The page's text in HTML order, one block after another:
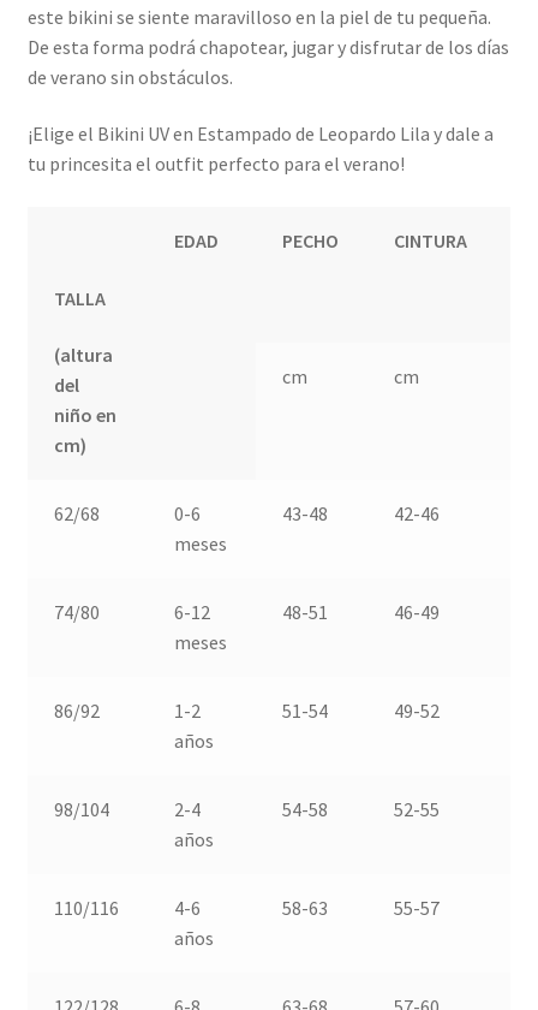
este bikini se siente maravilloso en la piel de tu pequeña.
De esta forma podrá chapotear, jugar y disfrutar de los días
de verano sin obstáculos.
¡Elige el Bikini UV en Estampado de Leopardo Lila y dale a
tu princesita el outfit perfecto para el verano!
TALLA
(altura
del
niño en
cm)
EDAD PECHO CINTURA
cm cm
62/68
0-6
meses
43-48 42-46
74/80
6-12
meses
48-51 46-49
86/92
1-2
años
51-54 49-52
98/104
2-4
años
54-58 52-55
110/116
4-6
años
58-63 55-57